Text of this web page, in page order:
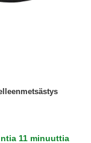
11 minuuttia